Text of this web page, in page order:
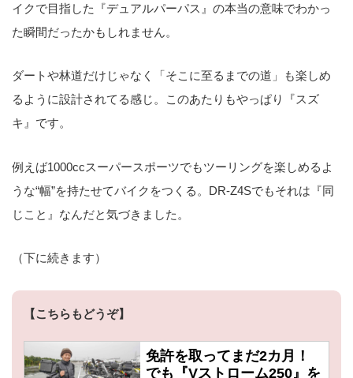
イクで目指した『デュアルパーパス』の本当の意味でわかっ
た瞬間だったかもしれません。
ダートや林道だけじゃなく「そこに至るまでの道」も楽しめ
るように設計されてる感じ。このあたりもやっぱり『スズ
キ』です。
例えば1000ccスーパースポーツでもツーリングを楽しめるよ
うな“幅”を持たせてバイクをつくる。DR-Z4Sでもそれは『同
じこと』なんだと気づきました。
（下に続きます）
【こちらもどうぞ】
免許を取ってまだ2カ月！
でも『Vストローム250』を